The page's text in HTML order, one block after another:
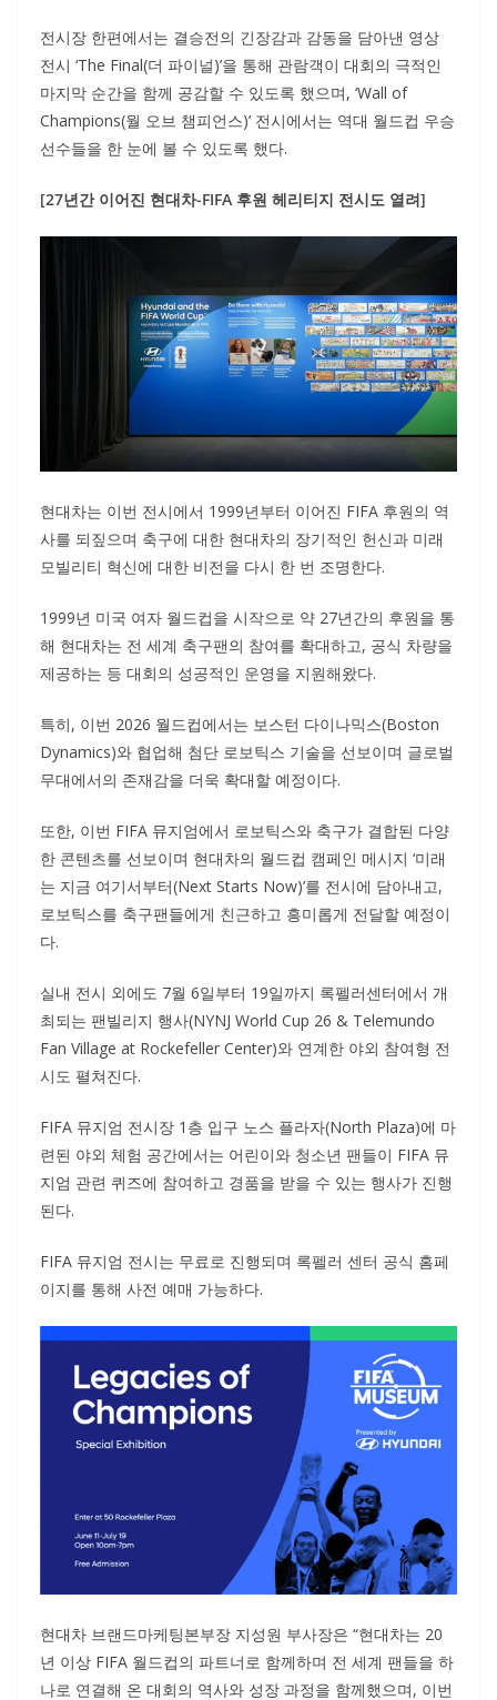
전시장 한편에서는 결승전의 긴장감과 감동을 담아낸 영상
전시 ‘The Final(더 파이널)’을 통해 관람객이 대회의 극적인
마지막 순간을 함께 공감할 수 있도록 했으며, ‘Wall of
Champions(월 오브 챔피언스)’ 전시에서는 역대 월드컵 우승
선수들을 한 눈에 볼 수 있도록 했다.
[27년간 이어진 현대차-FIFA 후원 헤리티지 전시도 열려]
현대차는 이번 전시에서 1999년부터 이어진 FIFA 후원의 역
사를 되짚으며 축구에 대한 현대차의 장기적인 헌신과 미래
모빌리티 혁신에 대한 비전을 다시 한 번 조명한다.
1999년 미국 여자 월드컵을 시작으로 약 27년간의 후원을 통
해 현대차는 전 세계 축구팬의 참여를 확대하고, 공식 차량을
제공하는 등 대회의 성공적인 운영을 지원해왔다.
특히, 이번 2026 월드컵에서는 보스턴 다이나믹스(Boston
Dynamics)와 협업해 첨단 로보틱스 기술을 선보이며 글로벌
무대에서의 존재감을 더욱 확대할 예정이다.
또한, 이번 FIFA 뮤지엄에서 로보틱스와 축구가 결합된 다양
한 콘텐츠를 선보이며 현대차의 월드컵 캠페인 메시지 ‘미래
는 지금 여기서부터(Next Starts Now)’를 전시에 담아내고,
로보틱스를 축구팬들에게 친근하고 흥미롭게 전달할 예정이
다.
실내 전시 외에도 7월 6일부터 19일까지 록펠러센터에서 개
최되는 팬빌리지 행사(NYNJ World Cup 26 & Telemundo
Fan Village at Rockefeller Center)와 연계한 야외 참여형 전
시도 펼쳐진다.
FIFA 뮤지엄 전시장 1층 입구 노스 플라자(North Plaza)에 마
련된 야외 체험 공간에서는 어린이와 청소년 팬들이 FIFA 뮤
지엄 관련 퀴즈에 참여하고 경품을 받을 수 있는 행사가 진행
된다.
FIFA 뮤지엄 전시는 무료로 진행되며 록펠러 센터 공식 홈페
이지를 통해 사전 예매 가능하다.
현대차 브랜드마케팅본부장 지성원 부사장은 “현대차는 20
년 이상 FIFA 월드컵의 파트너로 함께하며 전 세계 팬들을 하
나로 연결해 온 대회의 역사와 성장 과정을 함께했으며, 이번